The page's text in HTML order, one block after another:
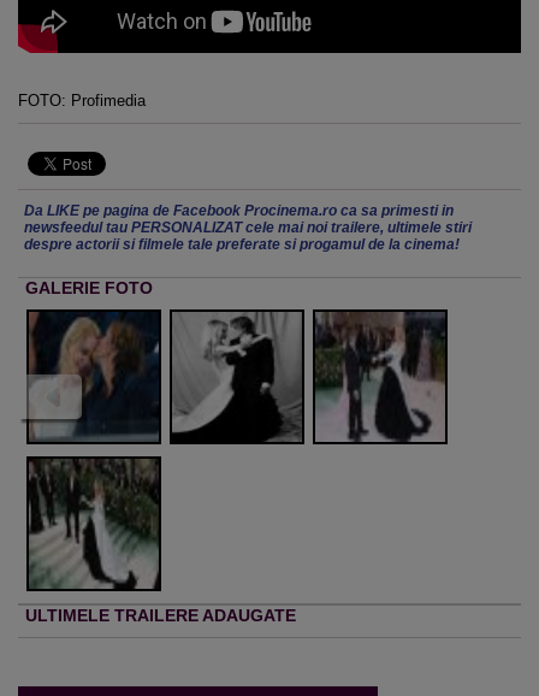
FOTO: Profimedia
Da LIKE pe pagina de Facebook Procinema.ro ca sa primesti in
newsfeedul tau PERSONALIZAT cele mai noi trailere, ultimele stiri
despre actorii si filmele tale preferate si progamul de la cinema!
GALERIE FOTO
ULTIMELE TRAILERE ADAUGATE